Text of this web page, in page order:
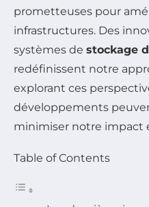
prometteuses pour
infrastructures. Des
systèmes de stockage
redéfinissent notre
explorant ces
développements
minimiser notre impact
Table of Contents